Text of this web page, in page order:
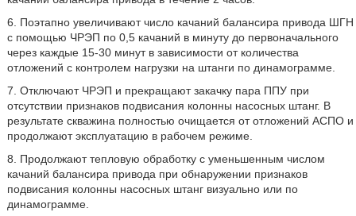
6. Поэтапно увеличивают число качаний балансира привода ШГН
с помощью ЧРЭП по 0,5 качаний в минуту до первоначального
через каждые 15-30 минут в зависимости от количества
отложений с контролем нагрузки на штанги по динамограмме.
7. Отключают ЧРЭП и прекращают закачку пара ППУ при
отсутствии признаков подвисания колонны насосных штанг. В
результате скважина полностью очищается от отложений АСПО и
продолжают эксплуатацию в рабочем режиме.
8. Продолжают тепловую обработку с уменьшенным числом
качаний балансира привода при обнаружении признаков
подвисания колонны насосных штанг визуально или по
динамограмме.